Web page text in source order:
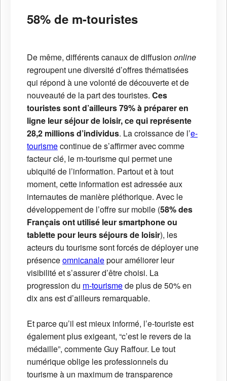
58% de m-touristes
De même, différents canaux de diffusion online
regroupent une diversité d’offres thématisées
qui répond à une volonté de découverte et de
nouveauté de la part des touristes. Ces
touristes sont d’ailleurs 79% à préparer en
ligne leur séjour de loisir, ce qui représente
28,2 millions d’individus. La croissance de l’e-
tourismecontinue de s’affirmer avec comme
facteur clé, le m-tourisme qui permet une
ubiquité de l’information. Partout et à tout
moment, cette information est adressée aux
internautes de manière pléthorique. Avec le
développement de l’offre sur mobile (58% des
Français ont utilisé leur smartphone ou
tablette pour leurs séjours de loisir), les
acteurs du tourisme sont forcés de déployer une
présenceomnicanalepour améliorer leur
visibilité et s’assurer d’être choisi. La
progression du m-tourismede plus de 50% en
dix ans est d’ailleurs remarquable.
Et parce qu’il est mieux informé, l’e-touriste est
également plus exigeant, “c’est le revers de la
médaille”, commente Guy Raffour. Le tout
numérique oblige les professionnels du
tourisme à un maximum de transparence